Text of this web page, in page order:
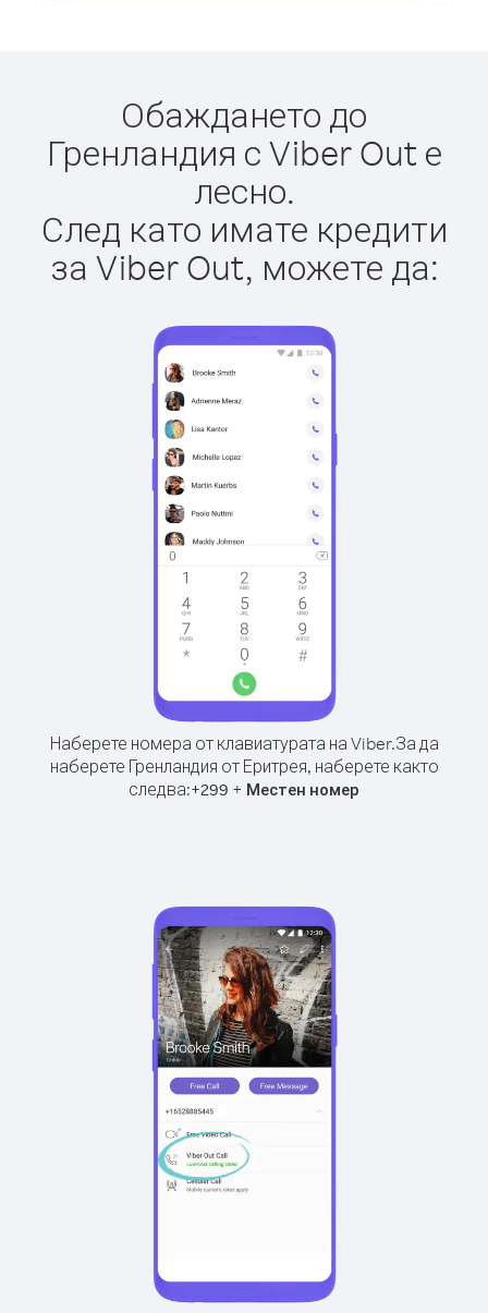
Обаждането до
Гренландия с Viber Out е
лесно.
След като имате кредити
за Viber Out, можете да:
Наберете номера от клавиатурата на Viber.За да
наберете Гренландия от Еритрея, наберете както
следва:+299 + Местен номер